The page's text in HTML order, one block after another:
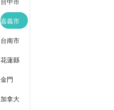
嘉義市
台南市
花蓮縣
金門
加拿大